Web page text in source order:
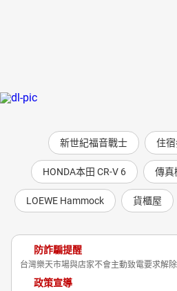
新世紀福音戰士 住
HONDA本田 CR-V 6 傳真
LOEWE Hammock 貨櫃屋
防詐騙提醒
台灣樂天市場與店家不會主動致電要求解
政策宣導